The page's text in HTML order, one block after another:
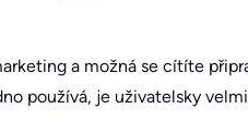
a možná se cítíte
používá, je uživatelsky